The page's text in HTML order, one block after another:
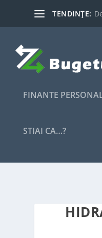
TENDINȚE:
FINANTE
STIAI CA…?